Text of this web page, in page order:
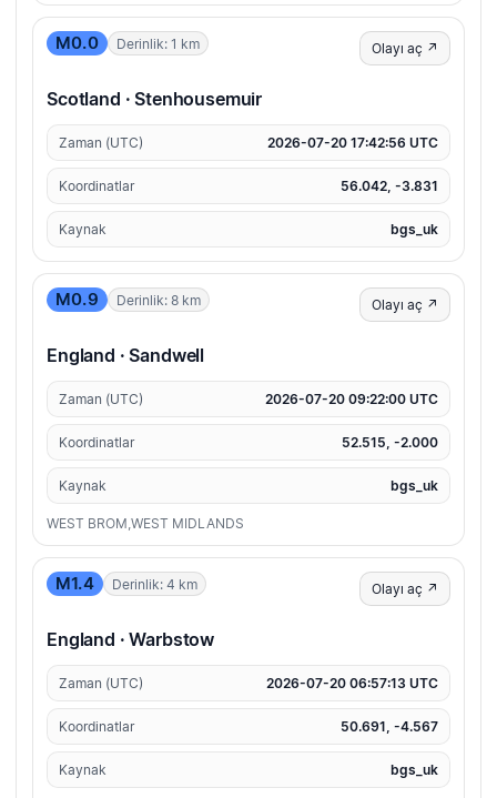
M0.0 Derinlik: 1 km Olayı aç ↗
Scotland · Stenhousemuir
Zaman (UTC) 2026-07-20 17:42:56 UTC
Koordinatlar 56.042, -3.831
Kaynak bgs_uk
M0.9 Derinlik: 8 km Olayı aç ↗
England · Sandwell
Zaman (UTC) 2026-07-20 09:22:00 UTC
Koordinatlar 52.515, -2.000
Kaynak bgs_uk
WEST BROM,WEST MIDLANDS
M1.4 Derinlik: 4 km Olayı aç ↗
England · Warbstow
Zaman (UTC) 2026-07-20 06:57:13 UTC
Koordinatlar 50.691, -4.567
Kaynak bgs_uk